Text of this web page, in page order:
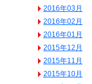
2016年03月
2016年02月
2016年01月
2015年12月
2015年11月
2015年10月